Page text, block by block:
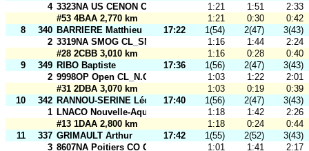
4 3323NA US CENON CO CL_USCCO - Relais A
1:21 1:51
2:33
#53 4BAA 2,770 km
1:21 0:30
0:42
8
340 BARRIERE Matthieu 17:22 1(54) 2(47)
3(43)
2 3319NA SMOG CL_SMOG 1 1:16 1:44
2:24
#28 2CBB 3,010 km
1:16 0:28
0:40
9
349 RIBO Baptiste 17:36 1(56) 2(47)
3(43)
2 9998OP Open CL_N.O.R.D. Open 1:03 1:22
2:01
#31 2DBA 3,070 km
1:03 0:19
0:39
10
342 RANNOU-SERINE Léon 17:40 1(56) 2(47)
3(43)
1 LNACO Nouvelle-Aquitaine CL_USCCO - CMO - Relais
1:18 1:42
2:26
#13 1DAA 2,800 km
1:18 0:24
0:44
11
337 GRIMAULT Arthur 17:42 1(55) 2(52)
3(43)
3 8607NA Poitiers CO CL_Poitiers CO11:01 1:41
2:17